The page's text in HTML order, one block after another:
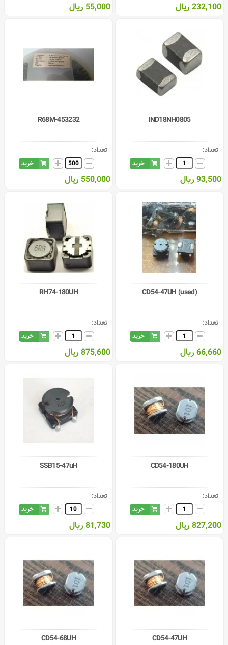
232,100 ریال 55,000 ریال
IND18NH0805
تعداد:
خرید
93,500 ریال
453232-R68M
تعداد:
خرید
550,000 ریال
CD54-47UH (used)
تعداد:
خرید
66,660 ریال
RH74-180UH
تعداد:
خرید
875,600 ریال
CD54-180UH
تعداد:
خرید
827,200 ریال
SSB15-47uH
تعداد:
خرید
81,730 ریال
CD54-47UH
CD54-68UH